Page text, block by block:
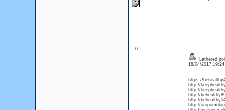
: 0
Lathered
18/04/2017
https://
http://
http://
http://
http://
http://